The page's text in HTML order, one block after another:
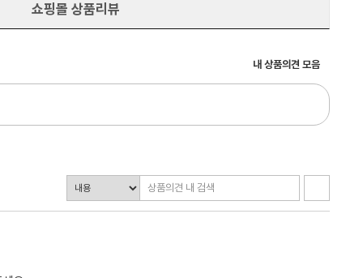
쇼핑몰 상품리뷰
내 상품의견 모음